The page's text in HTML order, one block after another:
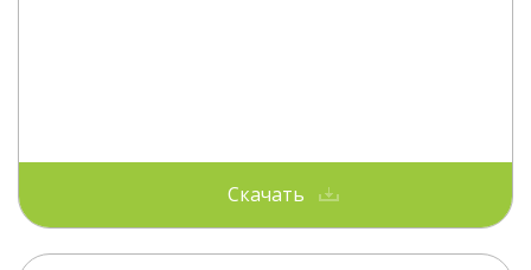
Скачать